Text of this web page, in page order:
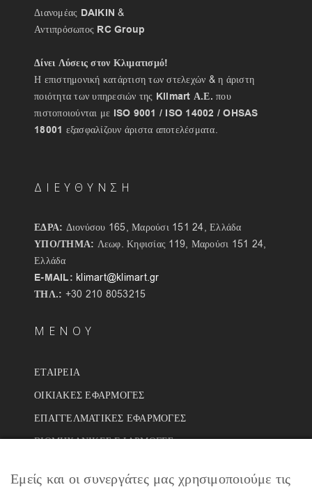
Διανομέας DAIKIN &
Αντιπρόσωπος RC Group
Δίνει Λύσεις στον Κλιματισμό!
Η επιστημονική κατάρτιση των στελεχών & η άριστη
ποιότητα των υπηρεσιών της Klimart Α.Ε. που
πιστοποιούνται με ISO 9001 / ISO 14002 / OHSAS
18001 εξασφαλίζουν άριστα αποτελέσματα.
ΔΙΕΥΘΥΝΣΗ
ΕΔΡΑ: Διονύσου 165, Μαρούσι 151 24, Ελλάδα
ΥΠΟ/ΤΗΜΑ: Λεωφ. Κηφισίας 119, Μαρούσι 151 24,
Ελλάδα
E-MAIL: klimart@klimart.gr
ΤΗΛ.: +30 210 8053215
ΜΕΝΟΥ
ΕΤΑΙΡΕΙΑ
ΟΙΚΙΑΚΕΣ ΕΦΑΡΜΟΓΕΣ
ΕΠΑΓΓΕΛΜΑΤΙΚΕΣ ΕΦΑΡΜΟΓΕΣ
ΒΙΟΜΗΧΑΝΙΚΕΣ ΕΦΑΡΜΟΓΕΣ
Εμείς και οι συνεργάτες μας χρησιμοποιούμε τις